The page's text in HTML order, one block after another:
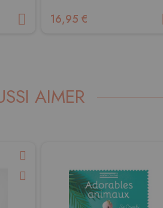
16,95 €
AIMER